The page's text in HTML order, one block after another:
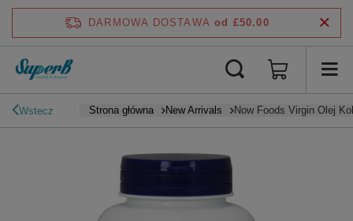
DARMOWA DOSTAWA od £50.00
Wstecz Strona główna New Arrivals Now Foods Virgin Olej